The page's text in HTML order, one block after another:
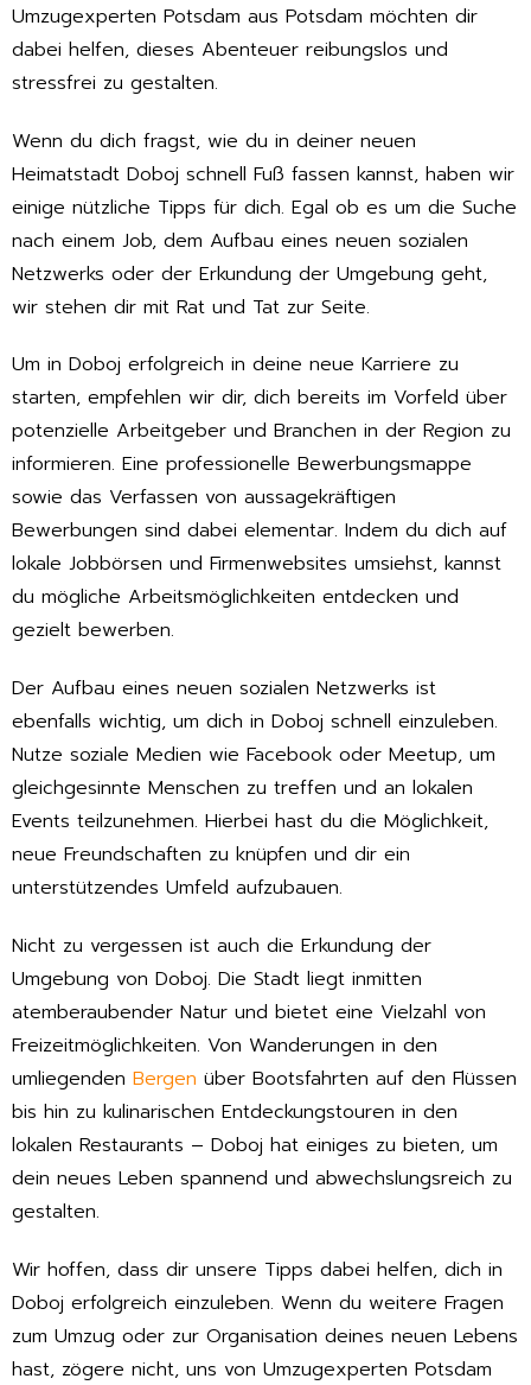
Umzugexperten Potsdam aus Potsdam möchten dir
dabei helfen, dieses Abenteuer reibungslos und
stressfrei zu gestalten.
Wenn du dich fragst, wie du in deiner neuen
Heimatstadt Doboj schnell Fuß fassen kannst, haben wir
einige nützliche Tipps für dich. Egal ob es um die Suche
nach einem Job, dem Aufbau eines neuen sozialen
Netzwerks oder der Erkundung der Umgebung geht,
wir stehen dir mit Rat und Tat zur Seite.
Um in Doboj erfolgreich in deine neue Karriere zu
starten, empfehlen wir dir, dich bereits im Vorfeld über
potenzielle Arbeitgeber und Branchen in der Region zu
informieren. Eine professionelle Bewerbungsmappe
sowie das Verfassen von aussagekräftigen
Bewerbungen sind dabei elementar. Indem du dich auf
lokale Jobbörsen und Firmenwebsites umsiehst, kannst
du mögliche Arbeitsmöglichkeiten entdecken und
gezielt bewerben.
Der Aufbau eines neuen sozialen Netzwerks ist
ebenfalls wichtig, um dich in Doboj schnell einzuleben.
Nutze soziale Medien wie Facebook oder Meetup, um
gleichgesinnte Menschen zu treffen und an lokalen
Events teilzunehmen. Hierbei hast du die Möglichkeit,
neue Freundschaften zu knüpfen und dir ein
unterstützendes Umfeld aufzubauen.
Nicht zu vergessen ist auch die Erkundung der
Umgebung von Doboj. Die Stadt liegt inmitten
atemberaubender Natur und bietet eine Vielzahl von
Freizeitmöglichkeiten. Von Wanderungen in den
umliegenden Bergen über Bootsfahrten auf den Flüssen
bis hin zu kulinarischen Entdeckungstouren in den
lokalen Restaurants – Doboj hat einiges zu bieten, um
dein neues Leben spannend und abwechslungsreich zu
gestalten.
Wir hoffen, dass dir unsere Tipps dabei helfen, dich in
Doboj erfolgreich einzuleben. Wenn du weitere Fragen
zum Umzug oder zur Organisation deines neuen Lebens
hast, zögere nicht, uns von Umzugexperten Potsdam